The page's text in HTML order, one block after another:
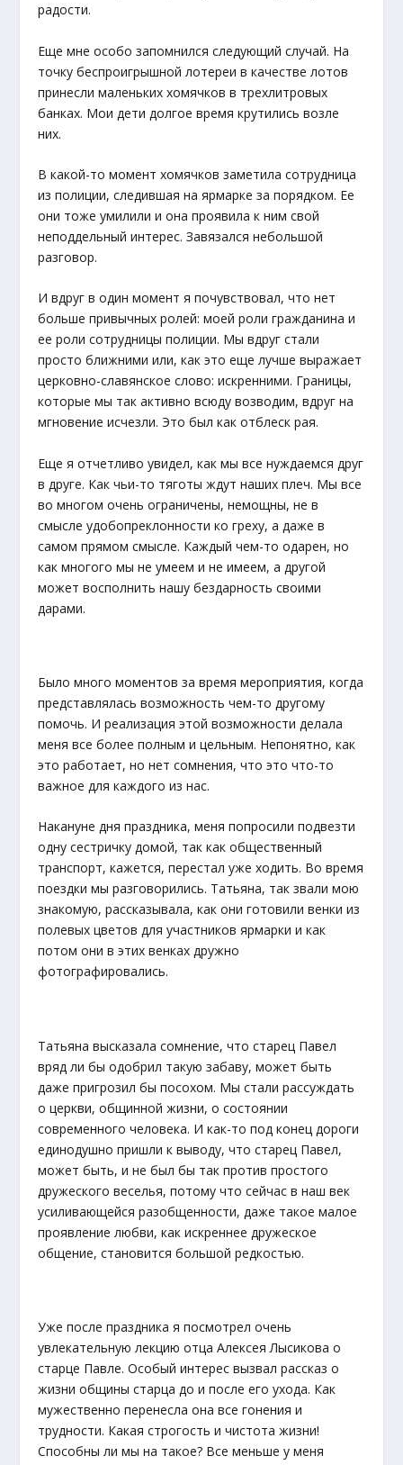
радости.
Еще мне особо запомнился следующий случай. На
точку беспроигрышной лотереи в качестве лотов
принесли маленьких хомячков в трехлитровых
банках. Мои дети долгое время крутились возле
них.
В какой-то момент хомячков заметила сотрудница
из полиции, следившая на ярмарке за порядком. Ее
они тоже умилили и она проявила к ним свой
неподдельный интерес. Завязался небольшой
разговор.
И вдруг в один момент я почувствовал, что нет
больше привычных ролей: моей роли гражданина и
ее роли сотрудницы полиции. Мы вдруг стали
просто ближними или, как это еще лучше выражает
церковно-славянское слово: искренними. Границы,
которые мы так активно всюду возводим, вдруг на
мгновение исчезли. Это был как отблеск рая.
Еще я отчетливо увидел, как мы все нуждаемся друг
в друге. Как чьи-то тяготы ждут наших плеч. Мы все
во многом очень ограничены, немощны, не в
смысле удобопреклонности ко греху, а даже в
самом прямом смысле. Каждый чем-то одарен, но
как многого мы не умеем и не имеем, а другой
может восполнить нашу бездарность своими
дарами.
Было много моментов за время мероприятия, когда
представлялась возможность чем-то другому
помочь. И реализация этой возможности делала
меня все более полным и цельным. Непонятно, как
это работает, но нет сомнения, что это что-то
важное для каждого из нас.
Накануне дня праздника, меня попросили подвезти
одну сестричку домой, так как общественный
транспорт, кажется, перестал уже ходить. Во время
поездки мы разговорились. Татьяна, так звали мою
знакомую, рассказывала, как они готовили венки из
полевых цветов для участников ярмарки и как
потом они в этих венках дружно
фотографировались.
Татьяна высказала сомнение, что старец Павел
вряд ли бы одобрил такую забаву, может быть
даже пригрозил бы посохом. Мы стали рассуждать
о церкви, общинной жизни, о состоянии
современного человека. И как-то под конец дороги
единодушно пришли к выводу, что старец Павел,
может быть, и не был бы так против простого
дружеского веселья, потому что сейчас в наш век
усиливающейся разобщенности, даже такое малое
проявление любви, как искреннее дружеское
общение, становится большой редкостью.
Уже после праздника я посмотрел очень
увлекательную лекцию отца Алексея Лысикова о
старце Павле. Особый интерес вызвал рассказ о
жизни общины старца до и после его ухода. Как
мужественно перенесла она все гонения и
трудности. Какая строгость и чистота жизни!
Способны ли мы на такое? Все меньше у меня